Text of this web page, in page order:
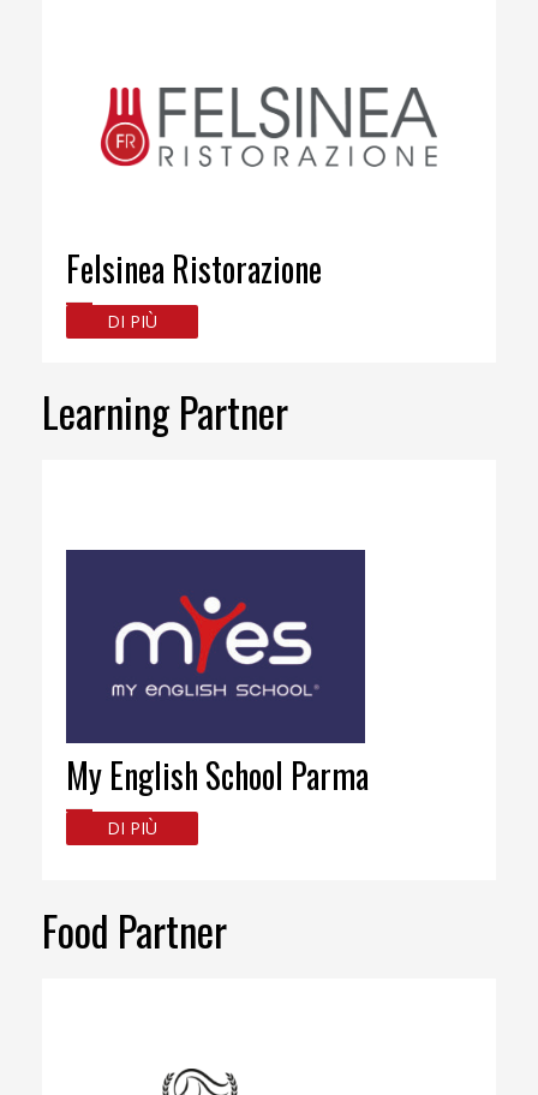
Felsinea Ristorazione
DI PIÙ
Learning Partner
My English School Parma
DI PIÙ
Food Partner